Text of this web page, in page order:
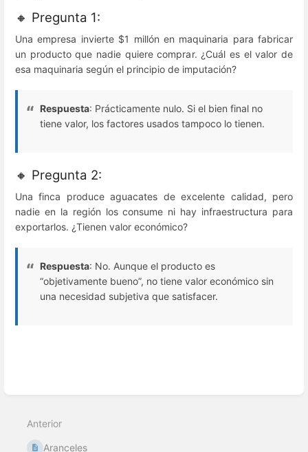
🔸 Pregunta 1:
Una empresa invierte $1 millón en maquinaria para fabricar
un producto que nadie quiere comprar. ¿Cuál es el valor de
esa maquinaria según el principio de imputación?
Respuesta: Prácticamente nulo. Si el bien final no
tiene valor, los factores usados tampoco lo tienen.
🔸 Pregunta 2:
Una finca produce aguacates de excelente calidad, pero
nadie en la región los consume ni hay infraestructura para
exportarlos. ¿Tienen valor económico?
Respuesta: No. Aunque el producto es
“objetivamente bueno”, no tiene valor económico sin
una necesidad subjetiva que satisfacer.
de
sección
Anterior
Aranceles